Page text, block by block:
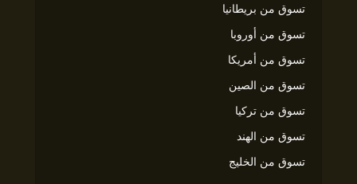
تسوق من بريطانيا
تسوق من أوروبا
تسوق من أمريكا
تسوق من الصين
تسوق من تركيا
تسوق من الهند
تسوق من الخليج